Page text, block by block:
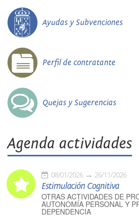
Ayudas y Subvenciones
Perfil de contratante
Quejas y Sugerencias
Agenda actividades
08/01/2026 26/11/2026
Estimulación Cognitiva
OTRAS ACTIVIDADES DE
AUTONOMÍA PERSONAL Y
DEPENDENCIA